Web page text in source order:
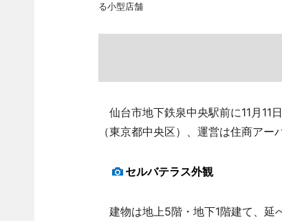
る小型店舗
仙台市地下鉄泉中央駅前に11月11
（東京都中央区）、運営は住商アー
セルバテラス外観
建物は地上5階・地下1階建て、延